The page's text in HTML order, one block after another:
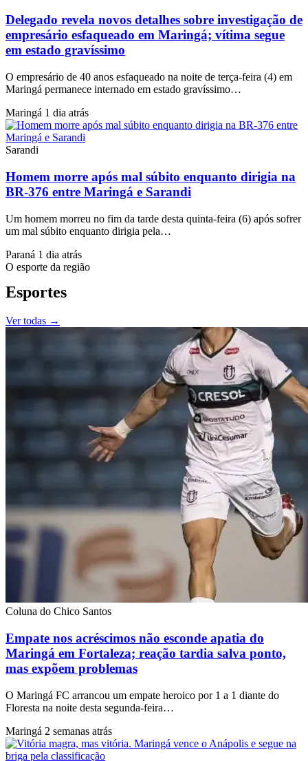
Delegado revela novos detalhes sobre investigação de
empresário esfaqueado em Maringá; vítima segue
em estado gravíssimo
O empresário de 40 anos esfaqueado na noite de terça-feira (4) em
Maringá permanece internado em estado gravíssimo…
Maringá 1 dia atrás
Sarandi
Homem morre após mal súbito enquanto dirigia na
BR-376 entre Maringá e Sarandi
Um homem morreu no fim da tarde desta quinta-feira (6) após sofrer
um mal súbito enquanto dirigia pela…
Paraná 1 dia atrás
O esporte da região
Esportes
Ver todas →
Coluna do Chico Santos
Empate nos acréscimos não esconde apatia do
Maringá em Fortaleza; reação tardia salva ponto,
mas expõem problemas
O Maringá FC arrancou um empate heroico por 1 a 1 diante do
Floresta na noite desta segunda-feira…
Maringá 2 semanas atrás